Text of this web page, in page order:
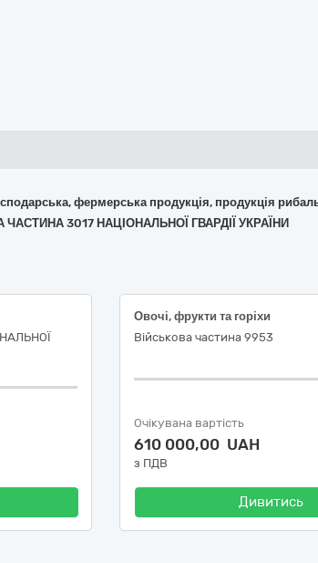
фермерська продукція, продукція
ЧАСТИНА 3017 НАЦІОНАЛЬНОЇ ГВАРДІЇ УКРАЇНИ
Овочі, фрукти та горіхи
Військова частина 9953
Очікувана вартість
610 000,00 UAH
з ПДВ
Дивитись